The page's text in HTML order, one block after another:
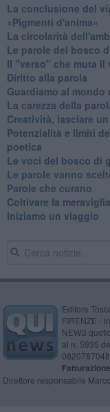
La conclusione del
​«Pigmenti d'anima»
La circolarità
Le parole del bosco
Il "verso" che muta il
Diritto alla parola
​Guardiamo al mondo
La carezza della
Creatività, lasciare
Potenzialità e limiti
poetica
Le voci del bosco di
Le parole vanno
Parole che curano
Coltivare la meraviglia
Iniziamo un viaggio
Editore
FIRENZE -
NEWS
al n. 5935
0620787048
Direttore responsabile